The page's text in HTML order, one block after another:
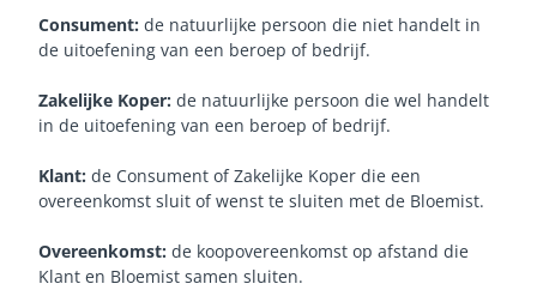
Consument: de natuurlijke persoon die niet handelt in
de uitoefening van een beroep of bedrijf.
Zakelijke Koper: de natuurlijke persoon die wel handelt
in de uitoefening van een beroep of bedrijf.
Klant: de Consument of Zakelijke Koper die een
overeenkomst sluit of wenst te sluiten met de Bloemist.
Overeenkomst: de koopovereenkomst op afstand die
Klant en Bloemist samen sluiten.